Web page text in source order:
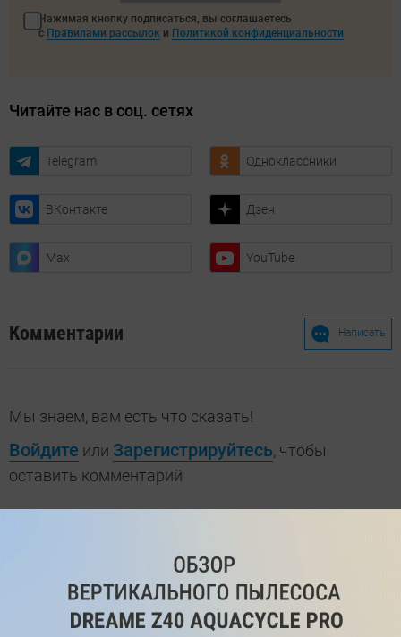
Нажимая кнопку подписаться, вы соглашаетесь
с Правилами рассылок и Политикой конфиденциальности
Читайте нас в соц. сетях
Telegram Одноклассники
ВКонтакте Дзен
Max YouTube
Комментарии Написать
Мы знаем, вам есть что сказать!
Войдите или Зарегистрируйтесь, чтобы
оставить комментарий